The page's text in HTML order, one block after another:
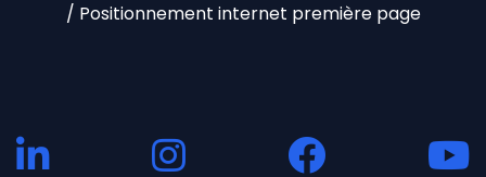
/ Positionnement internet première page